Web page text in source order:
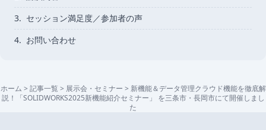
3. セッション満足度／参加者の声
4. お問い合わせ
ホーム > 記事一覧 > 展示会・セミナー > 新機能＆データ管理クラウド機能を徹底解
説！「SOLIDWORKS2025新機能紹介セミナー」 を三条市・長岡市にて開催しまし
た